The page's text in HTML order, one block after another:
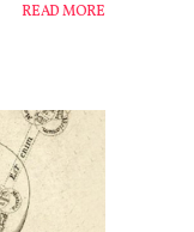
READ MORE